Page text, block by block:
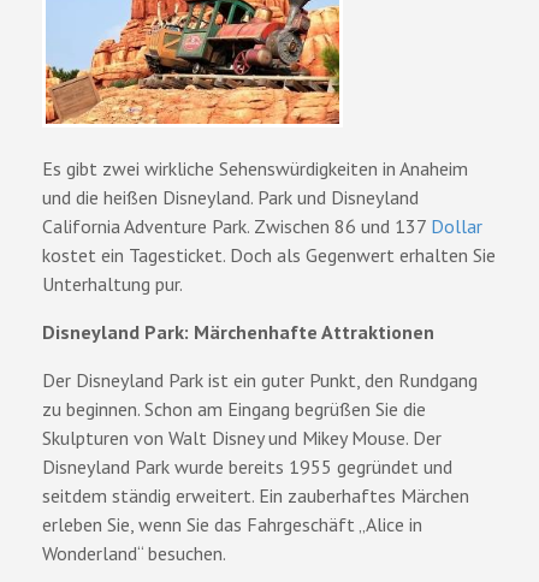
Es gibt zwei wirkliche Sehenswürdigkeiten in Anaheim
und die heißen Disneyland. Park und Disneyland
California Adventure Park. Zwischen 86 und 137 Dollar
kostet ein Tagesticket. Doch als Gegenwert erhalten Sie
Unterhaltung pur.
Disneyland Park: Märchenhafte Attraktionen
Der Disneyland Park ist ein guter Punkt, den Rundgang
zu beginnen. Schon am Eingang begrüßen Sie die
Skulpturen von Walt Disney und Mikey Mouse. Der
Disneyland Park wurde bereits 1955 gegründet und
seitdem ständig erweitert. Ein zauberhaftes Märchen
erleben Sie, wenn Sie das Fahrgeschäft „Alice in
Wonderland“ besuchen.